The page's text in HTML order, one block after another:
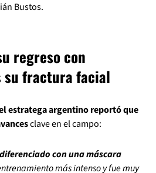
Bustos.
regreso con
fractura facial
estratega argentino reportó que
clave en el campo:
con una máscara
más intenso y fue muy